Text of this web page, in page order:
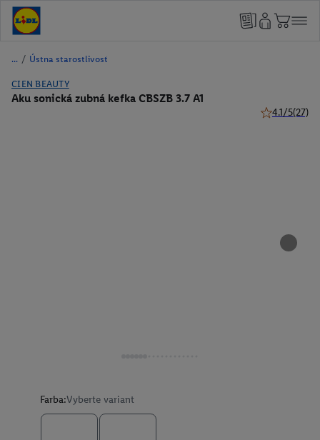
/ Ústna starostlivosť
CIEN BEAUTY
Aku sonická zubná kefka CBSZB 3.7 A1
4.1/5(27)
Farba:Vyberte variant